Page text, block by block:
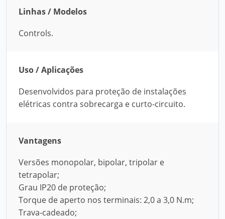
Linhas / Modelos
Controls.
Uso / Aplicações
Desenvolvidos para proteção de instalações
elétricas contra sobrecarga e curto-circuito.
Vantagens
Versões monopolar, bipolar, tripolar e
tetrapolar;
Grau IP20 de proteção;
Torque de aperto nos terminais: 2,0 a 3,0 N.m;
Trava-cadeado;